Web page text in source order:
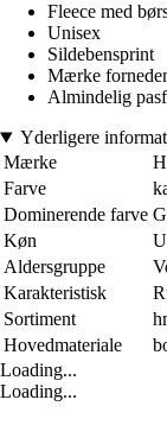
Fleece med
Unisex
Sildebensprint
Mærke
Almindelig
Yderligere
Mærke
Farve
Dominerende farve
Køn
Aldersgruppe
Karakteristisk
Sortiment
Hovedmateriale
Loading...
Loading...